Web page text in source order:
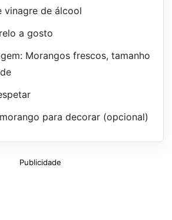
vinagre de álcool
a gosto
Morangos frescos, tamanho
para decorar (opcional)
Publicidade